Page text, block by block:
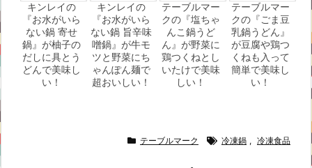
キンレイの
『お水がいら
ない鍋 寄せ
鍋』が柚子の
だしに具とう
どんで美味し
い！
キンレイの
『お水がいら
ない鍋 旨辛味
噌鍋』が牛モ
ツと野菜にち
ゃんぽん麺で
超おいしい！
テーブルマー
クの『塩ちゃ
んこ鍋うど
ん』が野菜に
鶏つくねとし
いたけで美味
しい！
テーブルマー
クの『ごま豆
乳鍋うどん』
が豆腐や鶏つ
くねも入って
簡単で美味し
い！
テーブルマーク 冷凍鍋 , 冷凍食品